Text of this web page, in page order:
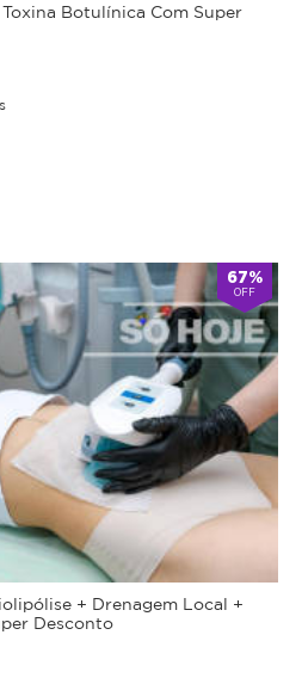
Botulínica Com Super
67%
OFF
+ Drenagem Local +
Desconto